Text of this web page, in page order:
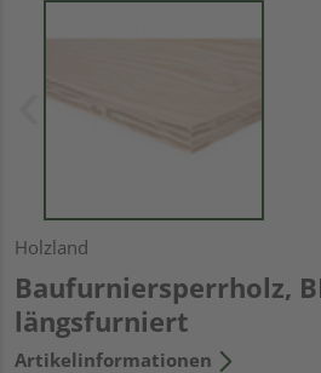
Holzland
Baufurniersperrholz,
längsfurniert
Artikelinformationen